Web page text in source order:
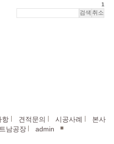
1
항 | 견적문의 | 시공사례 | 본사
남공장| admin ■